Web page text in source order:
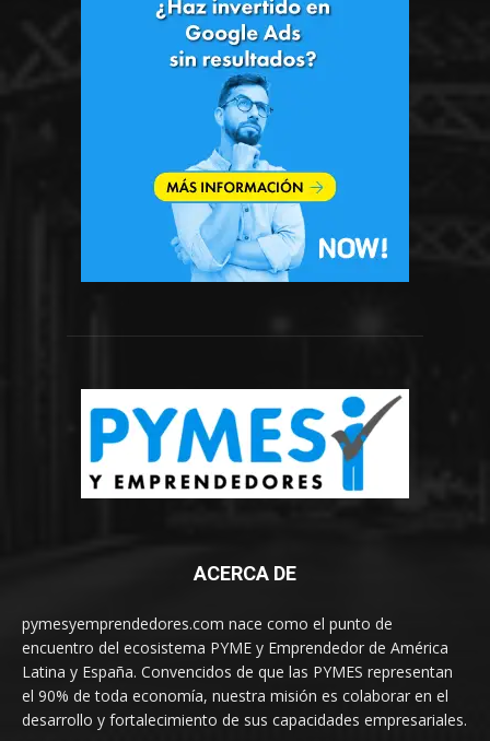
ACERCA DE
pymesyemprendedores.com nace como el punto de
encuentro del ecosistema PYME y Emprendedor de América
Latina y España. Convencidos de que las PYMES representan
el 90% de toda economía, nuestra misión es colaborar en el
desarrollo y fortalecimiento de sus capacidades empresariales.